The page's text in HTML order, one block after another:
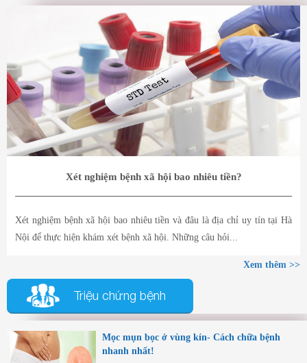
Xét nghiệm bệnh xã hội bao nhiêu tiền?
Xét nghiệm bệnh xã hội bao nhiêu tiền và đâu là địa chỉ uy tín tại Hà
Nội để thực hiện khám xét bệnh xã hội. Những câu hỏi...
Xem thêm >>
Triệu chứng bệnh
Mọc mụn bọc ở vùng kín- Cách chữa bệnh
nhanh nhất!